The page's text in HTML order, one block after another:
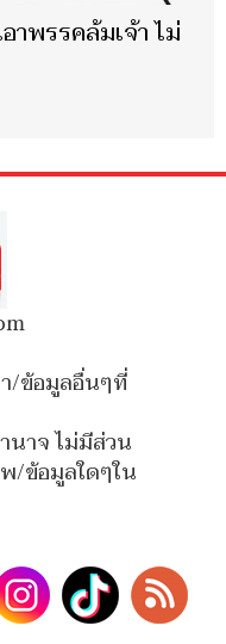
าพรรคล้มเจ้า ไม่
/ข้อมูลอื่นๆที่
นาจ ไม่มีส่วน
/ข้อมูลใดๆใน